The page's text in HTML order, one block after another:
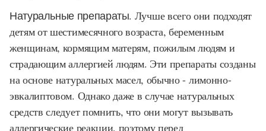
Натуральные препараты. Лучше всего они подходят
детям от шестимесячного возраста, беременным
женщинам, кормящим матерям, пожилым людям и
страдающим аллергией людям. Эти препараты созданы
на основе натуральных масел, обычно - лимонно-
эвкалиптовом. Однако даже в случае натуральных
средств следует помнить, что они могут вызывать
аллергические реакции, поэтому перед